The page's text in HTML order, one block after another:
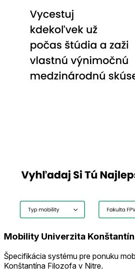
Mobility Univerzita
Špecifikácia systému pre ponuku
Konštantína Filozofa v Nitre.